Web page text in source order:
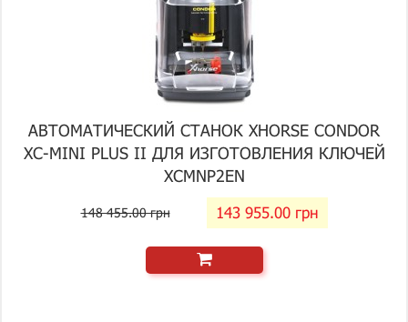
АВТОМАТИЧЕСКИЙ СТАНОК XHORSE CONDOR
XC-MINI PLUS II ДЛЯ ИЗГОТОВЛЕНИЯ КЛЮЧЕЙ
XCMNP2EN
148 455.00 грн 143 955.00 грн